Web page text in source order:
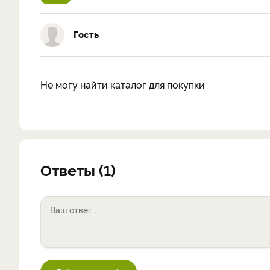
Гость
Не могу найти каталог для покупки
Ответы (1)